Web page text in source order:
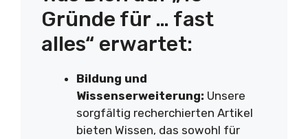
Gründe für … fast
alles“ erwartet:
Bildung und
Wissenserweiterung: Unsere
sorgfältig recherchierten Artikel
bieten Wissen, das sowohl für